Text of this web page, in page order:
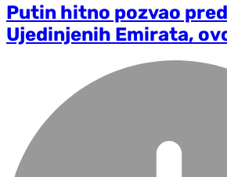
Putin hitno pozvao
Ujedinjenih Emirata,